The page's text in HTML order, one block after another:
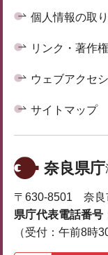
個人情報の取
リンク・著作
ウェブアクセ
サイトマップ
奈良県庁
〒630-8501 奈良
県庁代表電話番号
（受付：午前8時